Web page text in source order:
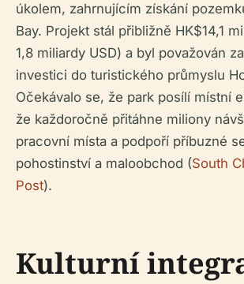
úkolem, zahrnujícím získání
Bay. Projekt stál přibližně HK$14,1
1,8 miliardy USD) a byl považován
investici do turistického průmyslu
Očekávalo se, že park posílí místní
že každoročně přitáhne miliony
pracovní místa a podpoří příbuzné
pohostinství a maloobchod (South
Post).
Kulturní